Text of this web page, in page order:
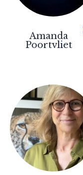
Amanda
Poortvliet